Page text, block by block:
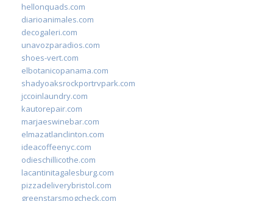
hellonquads.com
diarioanimales.com
decogaleri.com
unavozparadios.com
shoes-vert.com
elbotanicopanama.com
shadyoaksrockportrvpark.com
jccoinlaundry.com
kautorepair.com
marjaeswinebar.com
elmazatlanclinton.com
ideacoffeenyc.com
odieschillicothe.com
lacantinitagalesburg.com
pizzadeliverybristol.com
greenstarsmogcheck.com